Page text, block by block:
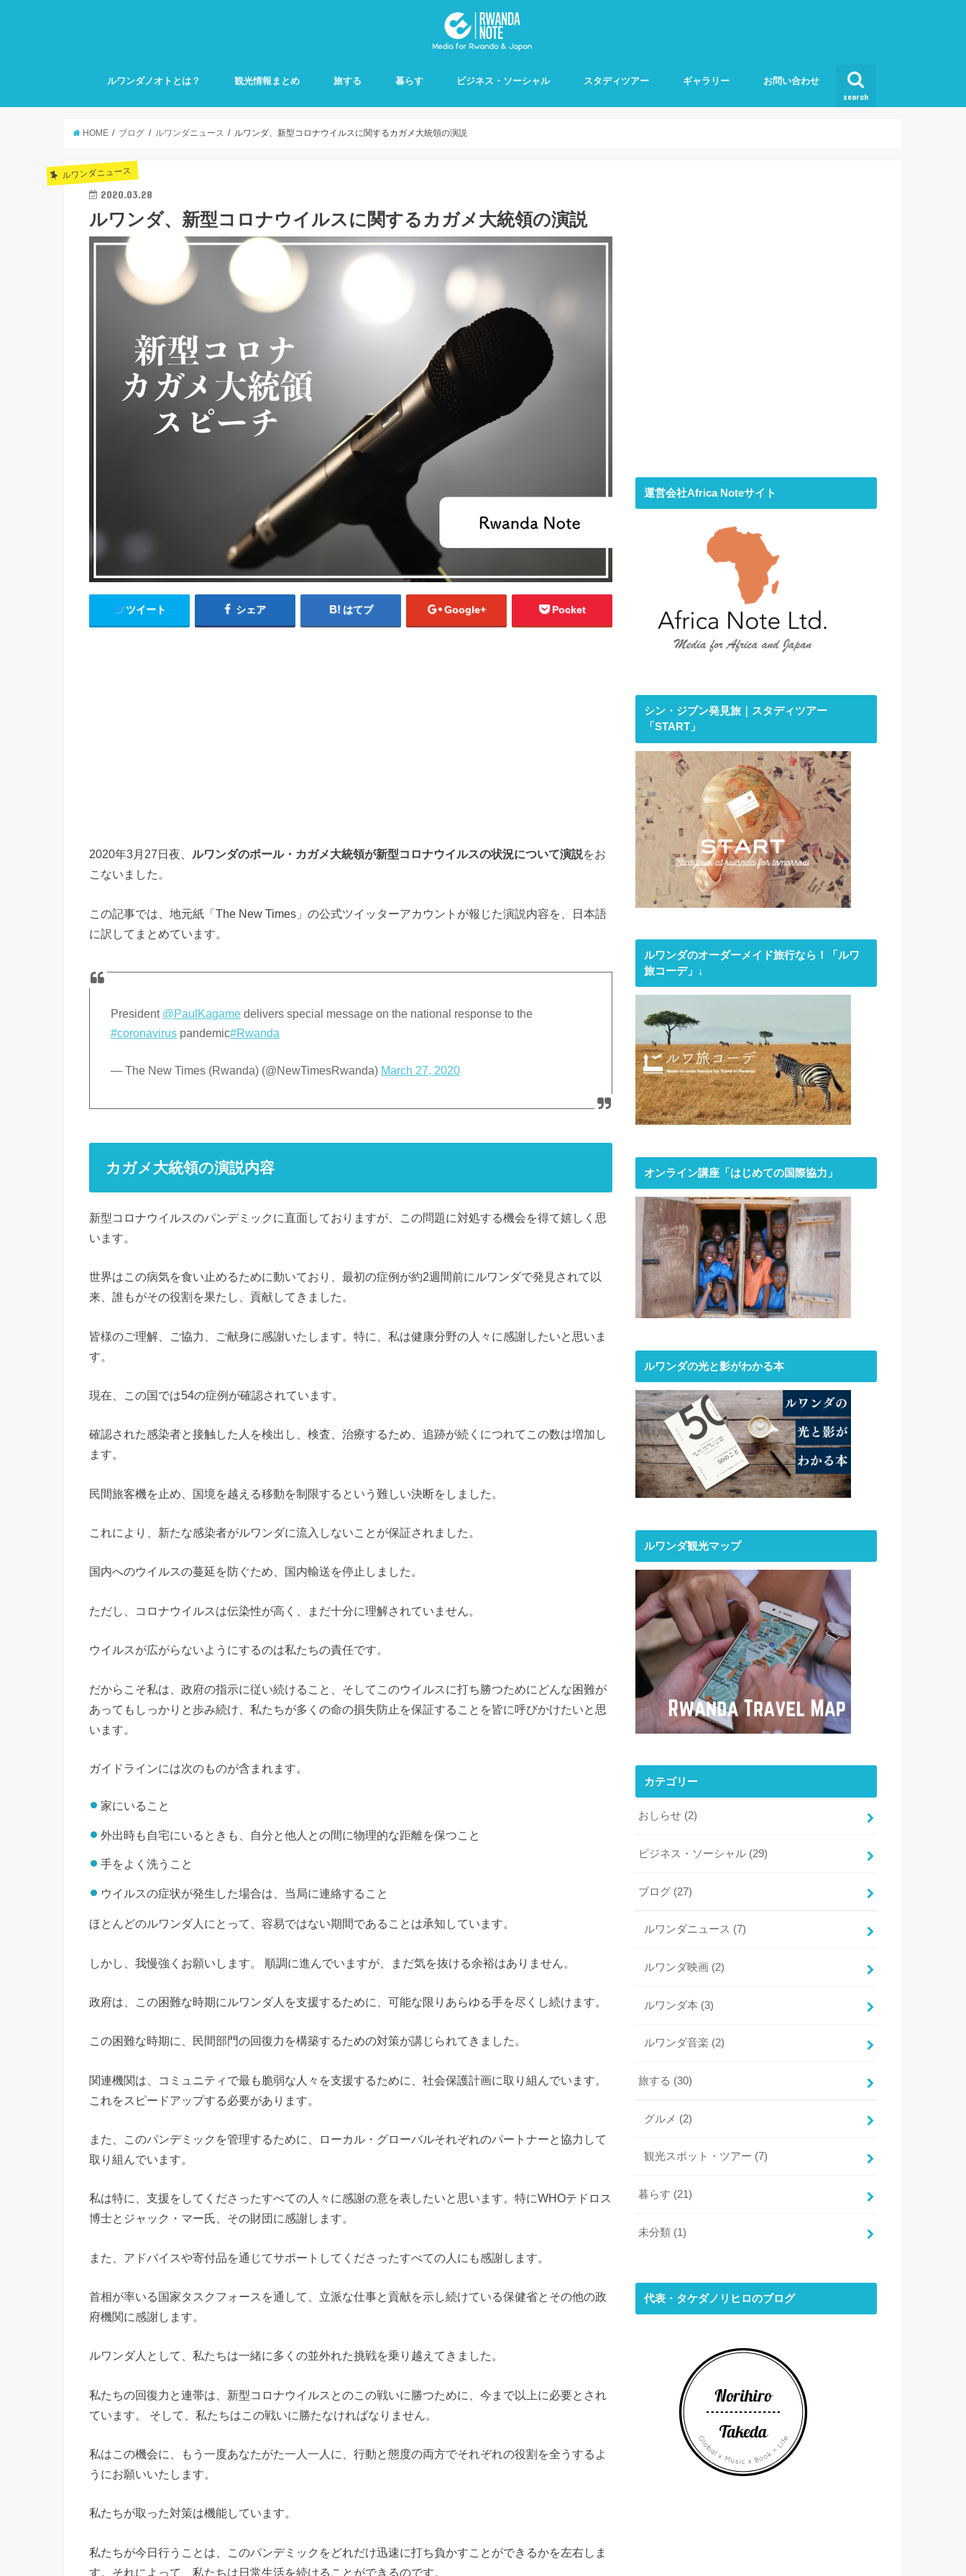
search
ルワンダノオトとは？ 観光情報まとめ 旅する 暮らす ビジネス・ソーシャル スタディツアー ギャラリー お問い合わせ
HOME ブログ ルワンダニュース ルワンダ、新型コロナウイルスに関するカガメ大統領の演説
ルワンダニュース
2020.03.28
ルワンダ、新型コロナウイルスに関するカガメ大統領の演説
ツイート シェア はてブ Google+ Pocket
2020年3月27日夜、 ルワンダのポール・カガメ大統領が新型コロナウイルスの状況について演説をお
こないました。
この記事では、地元紙「The New Times」の公式ツイッターアカウントが報じた演説内容を、日本語
に訳してまとめています。
President @PaulKagame delivers special message on the national response to the
#coronavirus pandemic#Rwanda
— The New Times (Rwanda) (@NewTimesRwanda) March 27, 2020
カガメ大統領の演説内容
新型コロナウイルスのパンデミックに直面しておりますが、この問題に対処する機会を得て嬉しく思
います。
世界はこの病気を食い止めるために動いており、最初の症例が約2週間前にルワンダで発見されて以
来、誰もがその役割を果たし、貢献してきました。
皆様のご理解、ご協力、ご献身に感謝いたします。特に、私は健康分野の人々に感謝したいと思いま
す。
現在、この国では54の症例が確認されています。
確認された感染者と接触した人を検出し、検査、治療するため、追跡が続くにつれてこの数は増加し
ます。
民間旅客機を止め、国境を越える移動を制限するという難しい決断をしました。
これにより、新たな感染者がルワンダに流入しないことが保証されました。
国内へのウイルスの蔓延を防ぐため、国内輸送を停止しました。
ただし、コロナウイルスは伝染性が高く、まだ十分に理解されていません。
ウイルスが広がらないようにするのは私たちの責任です。
だからこそ私は、政府の指示に従い続けること、そしてこのウイルスに打ち勝つためにどんな困難が
あってもしっかりと歩み続け、私たちが多くの命の損失防止を保証することを皆に呼びかけたいと思
います。
ガイドラインには次のものが含まれます。
家にいること
外出時も自宅にいるときも、自分と他人との間に物理的な距離を保つこと
手をよく洗うこと
ウイルスの症状が発生した場合は、当局に連絡すること
ほとんどのルワンダ人にとって、容易ではない期間であることは承知しています。
しかし、我慢強くお願いします。 順調に進んでいますが、まだ気を抜ける余裕はありません。
政府は、この困難な時期にルワンダ人を支援するために、可能な限りあらゆる手を尽くし続けます。
この困難な時期に、民間部門の回復力を構築するための対策が講じられてきました。
関連機関は、コミュニティで最も脆弱な人々を支援するために、社会保護計画に取り組んでいます。
これをスピードアップする必要があります。
また、このパンデミックを管理するために、ローカル・グローバルそれぞれのパートナーと協力して
取り組んでいます。
私は特に、支援をしてくださったすべての人々に感謝の意を表したいと思います。特にWHOテドロス
博士とジャック・マー氏、その財団に感謝します。
また、アドバイスや寄付品を通じてサポートしてくださったすべての人にも感謝します。
首相が率いる国家タスクフォースを通して、立派な仕事と貢献を示し続けている保健省とその他の政
府機関に感謝します。
ルワンダ人として、私たちは一緒に多くの並外れた挑戦を乗り越えてきました。
私たちの回復力と連帯は、新型コロナウイルスとのこの戦いに勝つために、今まで以上に必要とされ
ています。 そして、私たちはこの戦いに勝たなければなりません。
私はこの機会に、もう一度あなたがた一人一人に、行動と態度の両方でそれぞれの役割を全うするよ
うにお願いいたします。
私たちが取った対策は機能しています。
私たちが今日行うことは、このパンデミックをどれだけ迅速に打ち負かすことができるかを左右しま
す。それによって、私たちは日常生活を続けることができるのです。
運営会社Africa Noteサイト
シン・ジブン発見旅｜スタディツアー
「START」
ルワンダのオーダーメイド旅行なら！「ルワ
旅コーデ」↓
オンライン講座「はじめての国際協力」
ルワンダの光と影がわかる本
ルワンダ観光マップ
カテゴリー
おしらせ (2)
ビジネス・ソーシャル (29)
ブログ (27)
ルワンダニュース (7)
ルワンダ映画 (2)
ルワンダ本 (3)
ルワンダ音楽 (2)
旅する (30)
グルメ (2)
観光スポット・ツアー (7)
暮らす (21)
未分類 (1)
代表・タケダノリヒロのブログ